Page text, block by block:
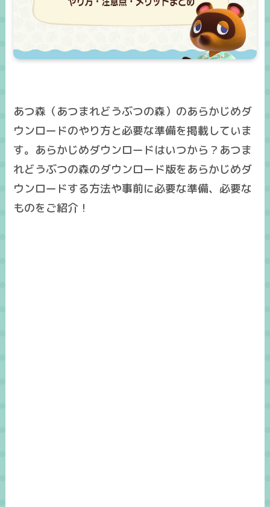
あつ森（あつまれどうぶつの森）のあらかじめダ
ウンロードのやり方と必要な準備を掲載していま
す。あらかじめダウンロードはいつから？あつま
れどうぶつの森のダウンロード版をあらかじめダ
ウンロードする方法や事前に必要な準備、必要な
ものをご紹介！